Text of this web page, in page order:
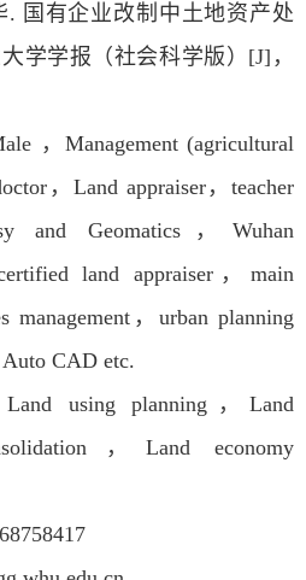
. 国有企业改制中土地资产处
学学报（社会科学版）[J]，
，Management (agricultural
，Land appraiser，teacher
and Geomatics，Wuhan
land appraiser，main
management，urban planning
CAD etc.
using planning，Land
，Land economy